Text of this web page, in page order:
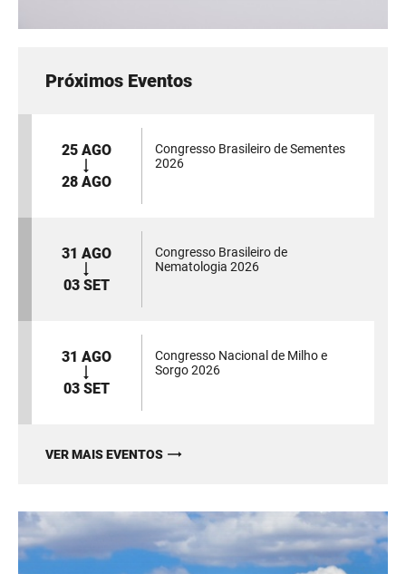
Próximos Eventos
25 AGO
28 AGO
Congresso Brasileiro de Sementes
2026
31 AGO
03 SET
Congresso Brasileiro de
Nematologia 2026
31 AGO
03 SET
Congresso Nacional de Milho e
Sorgo 2026
VER MAIS EVENTOS